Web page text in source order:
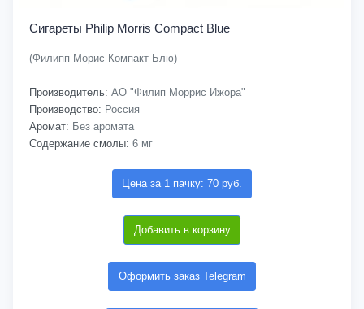
Сигареты Philip Morris Compact Blue
(Филипп Морис Компакт Блю)
Производитель: АО "Филип Моррис Ижора"
Производство: Россия
Аромат: Без аромата
Содержание смолы: 6 мг
Цена за 1 пачку: 70 руб.
Добавить в корзину
Оформить заказ Telegram